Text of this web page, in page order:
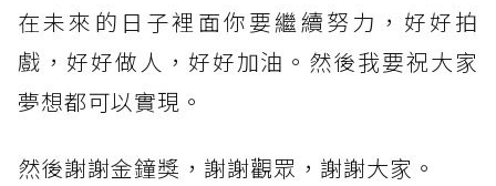
在未來的日子裡面你要繼續努力，好好拍
戲，好好做人，好好加油。然後我要祝大家
夢想都可以實現。
然後謝謝金鐘獎，謝謝觀眾，謝謝大家。